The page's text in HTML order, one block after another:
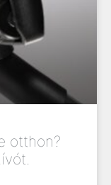
otthon?